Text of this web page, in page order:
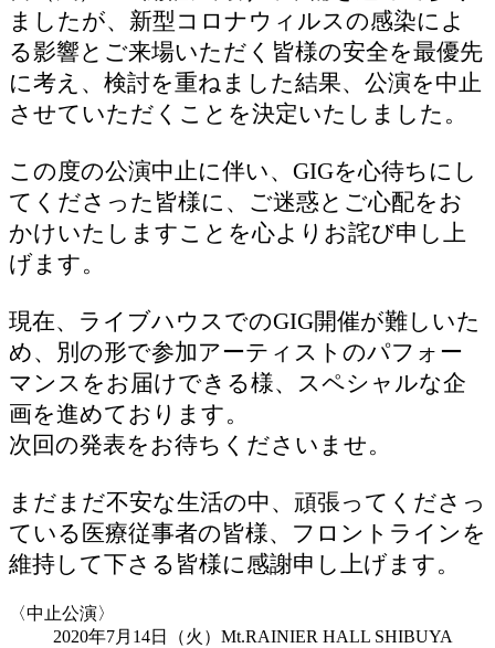
ましたが、新型コロナウィルスの感染によ
る影響とご来場いただく皆様の安全を最優先
に考え、検討を重ねました結果、公演を中止
させていただくことを決定いたしました。
この度の公演中止に伴い、GIGを心待ちにし
てくださった皆様に、ご迷惑とご心配をお
かけいたしますことを心よりお詫び申し上
げます。
現在、ライブハウスでのGIG開催が難しいた
め、別の形で参加アーティストのパフォー
マンスをお届けできる様、スペシャルな企
画を進めております。
次回の発表をお待ちくださいませ。
まだまだ不安な生活の中、頑張ってくださっ
ている医療従事者の皆様、フロントラインを
維持して下さる皆様に感謝申し上げます。
〈中止公演〉
2020年7月14日（火）Mt.RAINIER HALL SHIBUYA